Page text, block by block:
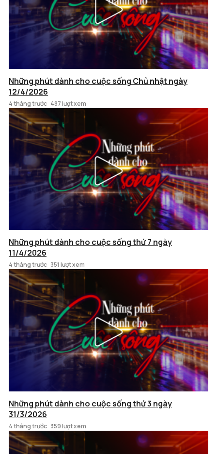
Những phút dành cho cuộc sống Chủ nhật ngày
12/4/2026
4 tháng trước 487 lượt xem
Những phút dành cho cuộc sống thứ 7 ngày
11/4/2026
4 tháng trước 351 lượt xem
Những phút dành cho cuộc sống thứ 3 ngày
31/3/2026
4 tháng trước 359 lượt xem